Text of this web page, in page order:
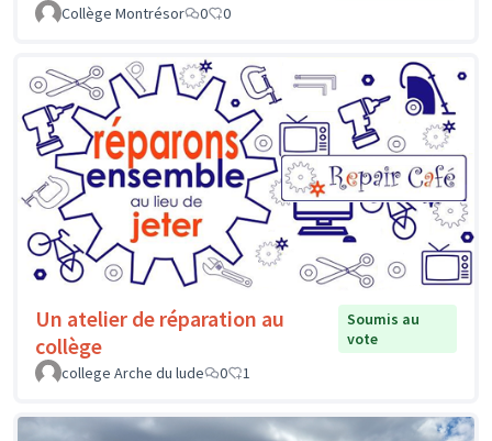
Collège Montrésor
0 0
Un atelier de réparation au
collège
Soumis au
vote
college Arche du lude
0 1